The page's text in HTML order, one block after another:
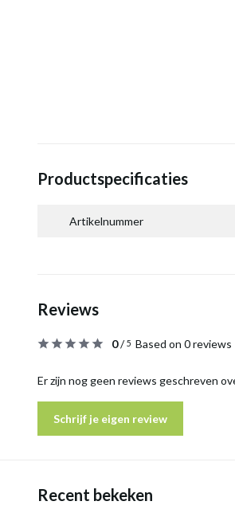
Productspecificaties
Artikelnummer
Reviews
0/5 Based on 0 reviews
Er zijn nog geen reviews geschreven
Schrijf je eigen review
Recent bekeken